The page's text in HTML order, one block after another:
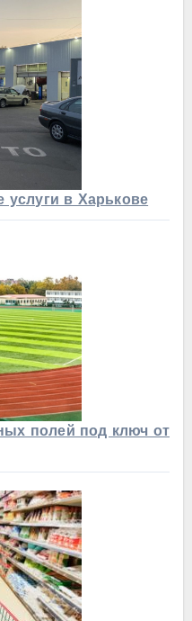
услуги в Харькове
полей под ключ от